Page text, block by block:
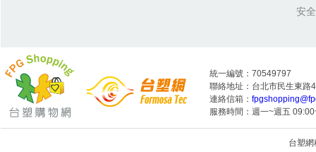
安
統一編號：70549797
聯絡地址：台北市民生東路
連絡信箱：
服務時間：週一~週五
台塑